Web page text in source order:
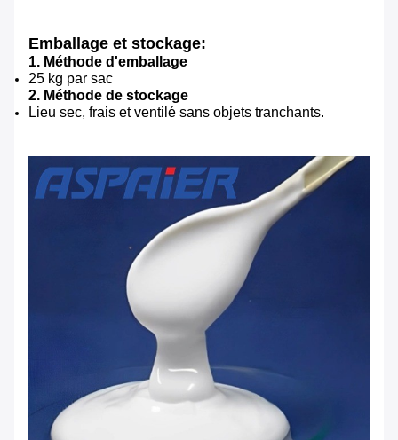
Emballage et stockage:
1. Méthode d'emballage
25 kg par sac
2. Méthode de stockage
Lieu sec, frais et ventilé sans objets tranchants.